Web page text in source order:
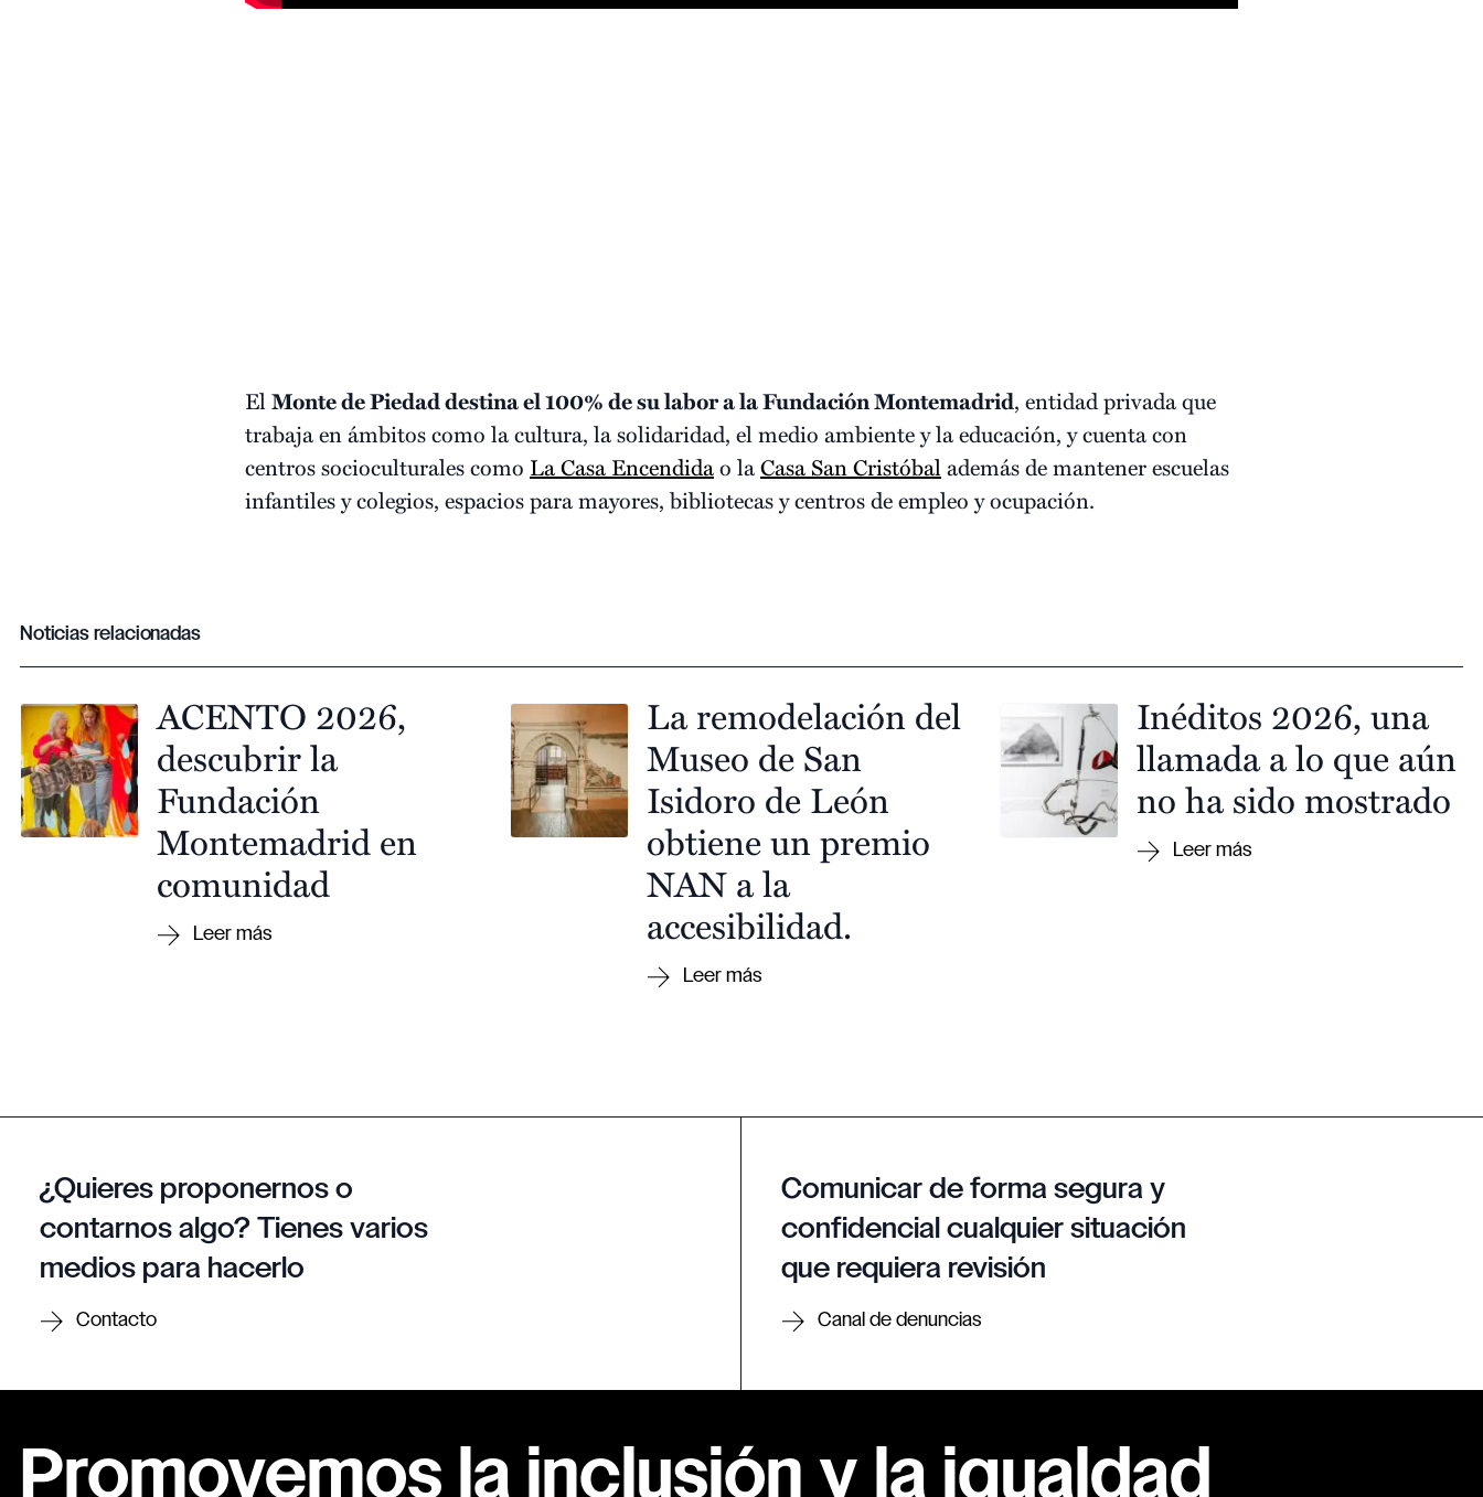
ElMonte de Piedad destina el 100% de su labor a la Fundación Montemadrid, entidad privada que
trabaja en ámbitos como la cultura, la solidaridad, el medio ambiente y la educación, y cuenta con
centros socioculturales como La Casa Encendidao laCasa San Cristóbalademás de mantener escuelas
infantiles y colegios, espacios para mayores, bibliotecas y centros de empleo y ocupación.
Noticias relacionadas
ACENTO 2026,
descubrir la
Fundación
Montemadrid en
comunidad
La remodelación del
Museo de San
Isidoro de León
obtiene un premio
NAN a la
accesibilidad.
Inéditos 2026, una
llamada a lo que aún
no ha sido mostrado
¿Quieres proponernos o
contarnos algo? Tienes varios
medios para hacerlo
Contacto
Comunicar de forma segura y
confidencial cualquier situación
que requiera revisión
Canal de denuncias
Promovemos la inclusión y la igualdad